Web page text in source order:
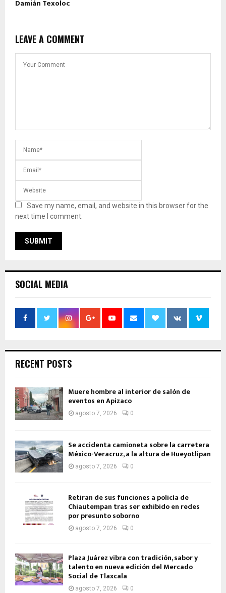
Damián Texoloc
LEAVE A COMMENT
Save my name, email, and website in this browser for the
next time I comment.
SOCIAL MEDIA
RECENT POSTS
Muere hombre al interior de salón de
eventos en Apizaco
agosto 7, 2026 0
Se accidenta camioneta sobre la carretera
México-Veracruz, a la altura de Hueyotlipan
agosto 7, 2026 0
Retiran de sus funciones a policía de
Chiautempan tras ser exhibido en redes
por presunto soborno
agosto 7, 2026 0
Plaza Juárez vibra con tradición, sabor y
talento en nueva edición del Mercado
Social de Tlaxcala
agosto 7, 2026 0